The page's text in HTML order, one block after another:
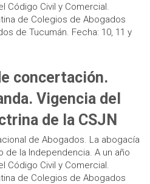
Código Civil y Comercial.
de Colegios de Abogados
de Tucumán. Fecha: 10, 11 y
concertación.
Vigencia del
de la CSJN
de Abogados. La abogacía
de la Independencia. A un año
Código Civil y Comercial.
de Colegios de Abogados